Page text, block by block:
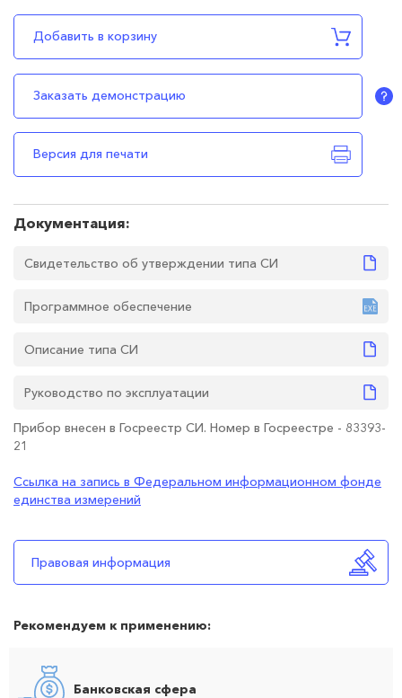
97490
RUB
Добавить в корзину
Заказать демонстрацию
Версия для печати
Документация:
Свидетельство об утверждении типа СИ
Программное обеспечение
Описание типа СИ
Руководство по эксплуатации
Прибор внесен в Госреестр СИ. Номер в Госреестре - 83393-
21
Ссылка на запись в Федеральном информационном фонде
единства измерений
Правовая информация
Рекомендуем к применению:
Банковская сфера